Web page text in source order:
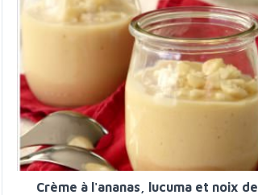
Crème à l'ananas, lucuma et noix de